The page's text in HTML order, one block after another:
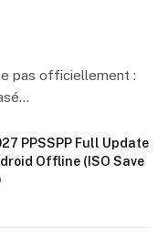
pas officiellement :
PPSSPP Full Update
Offline (ISO Save